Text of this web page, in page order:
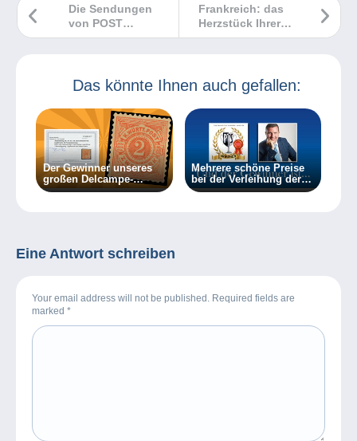
Frankreich: das
Herzstück Ihrer
Sammlung!
Die Sendungen
von POST
Luxembourg im
Das könnte Ihnen auch gefallen:
Der Gewinner unseres
großen Delcampe-
Gewinnspiels ist
Mehrere schöne Preise
bei der Verleihung der
PTS-Awards für
Eine Antwort schreiben
Your email address will not be published. Required fields are
marked *